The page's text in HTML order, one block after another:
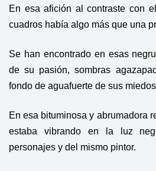
En esa afición al contraste con
cuadros había algo más que una
Se han encontrado en esas
de su pasión, sombras
fondo de aguafuerte de sus
En esa bituminosa y abrumadora
estaba vibrando en la luz
personajes y del mismo pintor.